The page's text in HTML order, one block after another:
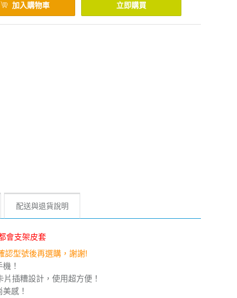
加入購物車 立即購買
配送與退貨說明
會支架皮套
認型號後再選購，謝謝!
！
插糟設計，使用超方便！
感！